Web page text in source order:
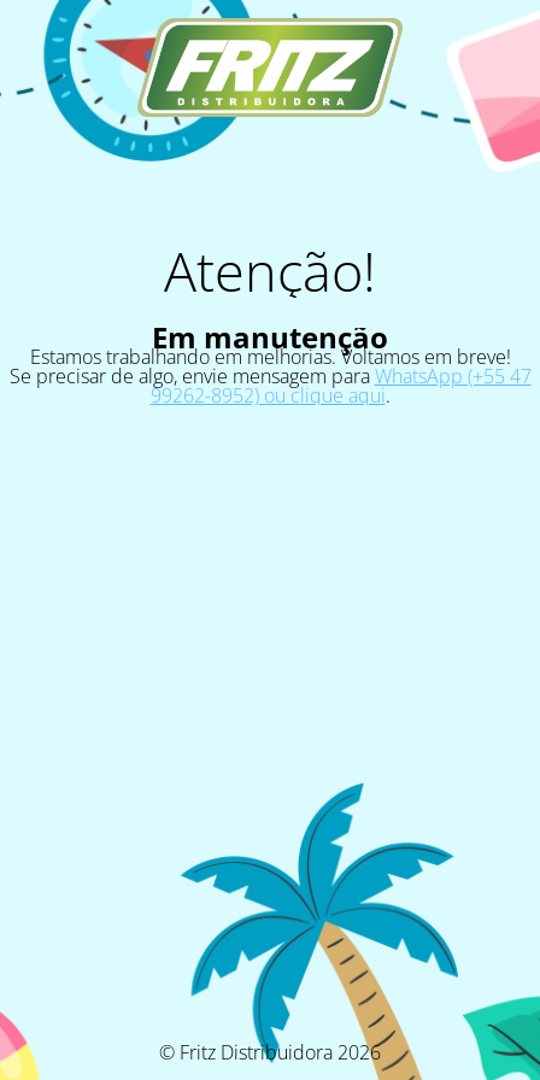
Atenção!
Em manutenção
Estamos trabalhando em melhorias. Voltamos em breve!
Se precisar de algo, envie mensagem paraWhatsApp (+55 47
99262-8952) ou clique aqui.
© Fritz Distribuidora 2026